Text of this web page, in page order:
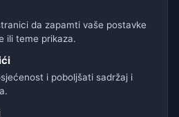
stranice:
Hrvatska
/ Austrija / Švicarska
da zapamti vaše postavke
ili teme prikaza.
i poboljšati sadržaj i